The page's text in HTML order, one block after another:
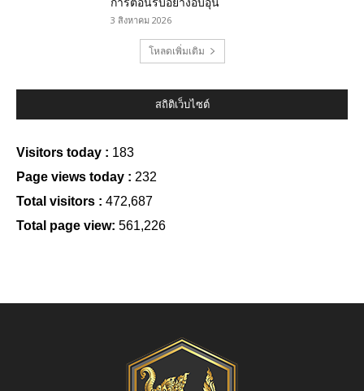
3 สิงหาคม 2026
โหลดเพิ่มเติม
สถิติเว็บไซต์
Visitors today : 183
Page views today : 232
Total visitors : 472,687
Total page view: 561,226